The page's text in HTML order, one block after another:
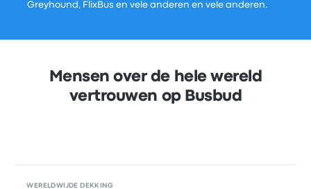
Greyhound, FlixBus en vele anderen en vele anderen.
Mensen over de hele wereld
vertrouwen op Busbud
WERELDWIJDE DEKKING